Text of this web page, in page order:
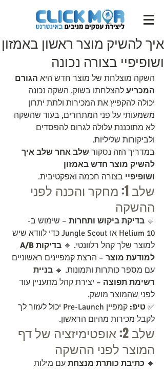
איך להשיק מוצר ראשון באמזון
ושופיפיי בצורה נכונה
השקה מוצלחת של מוצר חדש היא הגורם
המכריע להצלחתו בשוק. השקה נכונה
יכולה להקפיץ את המכירות ולתת יתרון
משמעותי על פני המתחרים, בעוד שהשקה
לא מתוכננת עלולה לגרום להפסדים
ולביקורות שליליות.
במדריך הזה נסקור שלב אחר שלב איך
להשיק מוצר חדש באמזון
ושופיפיי בצורה חכמה ואפקטיבית.
שלב 1: מחקר והכנה לפני
ההשקה
🔹 בדיקת ביקוש ותחרות – שימוש ב-
Helium 10 או Jungle Scout כדי לוודא שיש
למוצר שלך קהל רלוונטי. 🔹
למודעת מוצר – הרצת קמפיינים ראשוניים
עם מספר כותרות ותמונות. 🔹 בניית
רשימת תפוצה – יצירת קהל מתעניין עוד
לפני שהמוצר מושק.
✅ טיפ:
קמפיין Pre-Launch יכול לעזור לך
לקבל מכירות מהיום הראשון.
שלב 2: אופטימיזציה של דף
המוצר לפני ההשקה
🔹 כתיבת כותרת מנצחת עם מילות